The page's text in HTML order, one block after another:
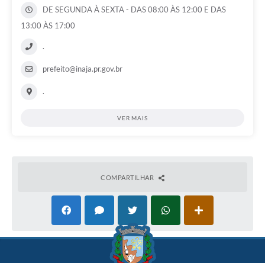
DE SEGUNDA À SEXTA - DAS 08:00 ÀS 12:00 E DAS
13:00 ÀS 17:00
.
prefeito@inaja.pr.gov.br
.
VER MAIS
COMPARTILHAR